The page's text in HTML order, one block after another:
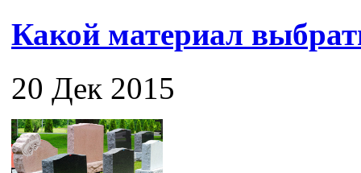
Какой материал
20 Дек 2015